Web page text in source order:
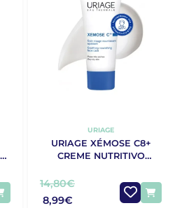
URIAGE
URIAGE XÉMOSE C8+
CREME NUTRITIVO
14,80€
8,99€